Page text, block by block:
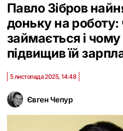
Павло Зібров
доньку на
займається і чому
підвищив їй
Євген Чепур
5 листопада 2025, 14:48